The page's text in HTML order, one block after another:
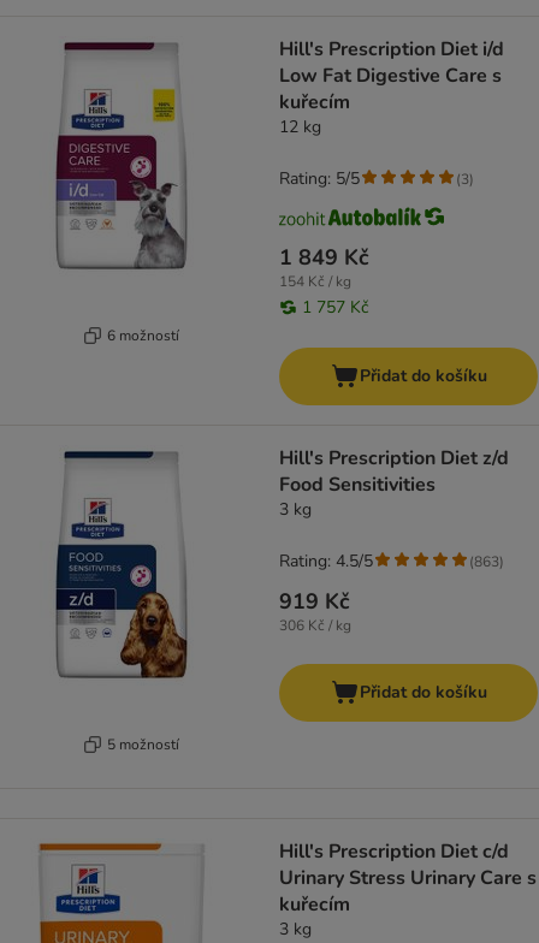
6 možností
Hill's Prescription Diet i/d
Low Fat Digestive Care s
kuřecím
12 kg
1 849 Kč
154 Kč / kg
1 757 Kč
Rating: 5/5 (3)
Přidat do košíku
5 možností
Hill's Prescription Diet z/d
Food Sensitivities
3 kg
919 Kč
306 Kč / kg
Rating: 4.5/5 (863)
Přidat do košíku
Hill's Prescription Diet c/d
Urinary Stress Urinary Care s
kuřecím
3 kg